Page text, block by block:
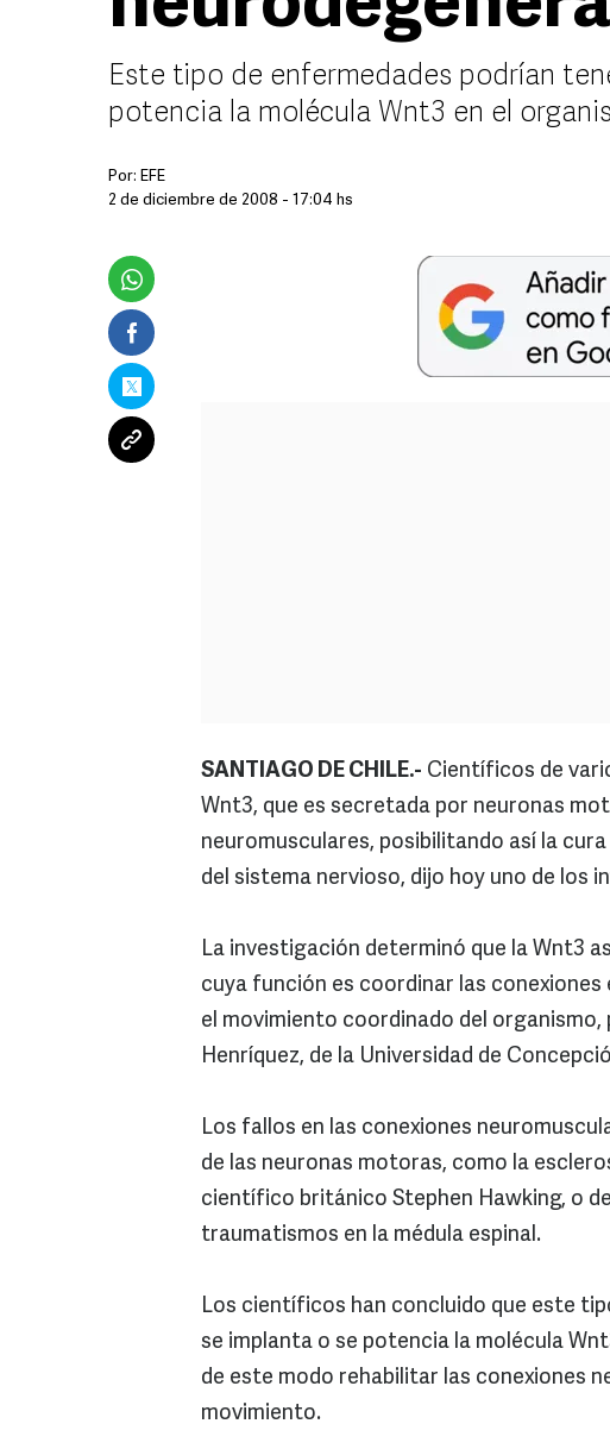
Este tipo de enfermedades podrían
potencia la molécula Wnt3 en el
Por: EFE
2 de diciembre de 2008 - 17:04 hs
SANTIAGO DE CHILE.- Científicos de
Wnt3, que es secretada por neuronas
neuromusculares, posibilitando así la
del sistema nervioso, dijo hoy uno de los
La investigación determinó que la Wnt3
cuya función es coordinar las
el movimiento coordinado del
Henríquez, de la Universidad de
Los fallos en las conexiones
de las neuronas motoras, como la
científico británico Stephen Hawking, o
traumatismos en la médula espinal.
Los científicos han concluido que este
se implanta o se potencia la molécula
de este modo rehabilitar las conexiones
movimiento.